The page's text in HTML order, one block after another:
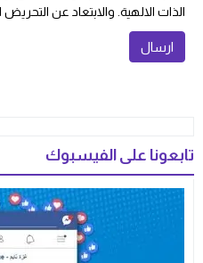
الذات الالهية. والابتعاد عن
تابعونا على الفيسبوك